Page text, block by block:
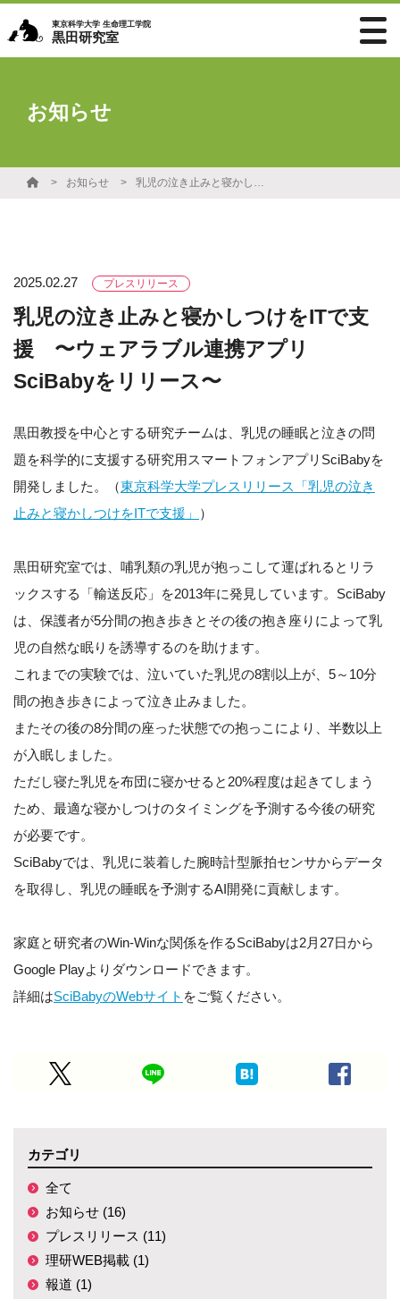
東京科学大学 生命理工学院
黒田研究室
お知らせ
お知らせ 乳児の泣き止みと寝かしつけをITで支援 〜ウェアラブル連携アプリSciBabyをリリース〜
2025.02.27 プレスリリース
乳児の泣き止みと寝かしつけをITで支
援 〜ウェアラブル連携アプリ
SciBabyをリリース〜
黒田教授を中心とする研究チームは、乳児の睡眠と泣きの問
題を科学的に支援する研究用スマートフォンアプリSciBabyを
開発しました。（東京科学大学プレスリリース「乳児の泣き
止みと寝かしつけをITで支援」
）
黒田研究室では、哺乳類の乳児が抱っこして運ばれるとリラ
ックスする「輸送反応」を2013年に発見しています。SciBaby
は、保護者が5分間の抱き歩きとその後の抱き座りによって乳
児の自然な眠りを誘導するのを助けます。
これまでの実験では、泣いていた乳児の8割以上が、5～10分
間の抱き歩きによって泣き止みました。
またその後の8分間の座った状態での抱っこにより、半数以上
が入眠しました。
ただし寝た乳児を布団に寝かせると20%程度は起きてしまう
ため、最適な寝かしつけのタイミングを予測する今後の研究
が必要です。
SciBabyでは、乳児に装着した腕時計型脈拍センサからデータ
を取得し、乳児の睡眠を予測するAI開発に貢献します。
家庭と研究者のWin-Winな関係を作るSciBabyは2月27日から
Google Playよりダウンロードできます。
詳細はSciBabyのWebサイト をご覧ください。
カテゴリ
全て
お知らせ (16)
プレスリリース (11)
理研WEB掲載 (1)
報道 (1)